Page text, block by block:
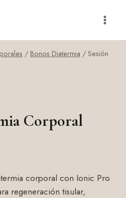
/ Bonos Diatermia / Sesión
Corporal
corporal con Ionic Pro
regeneración tisular,